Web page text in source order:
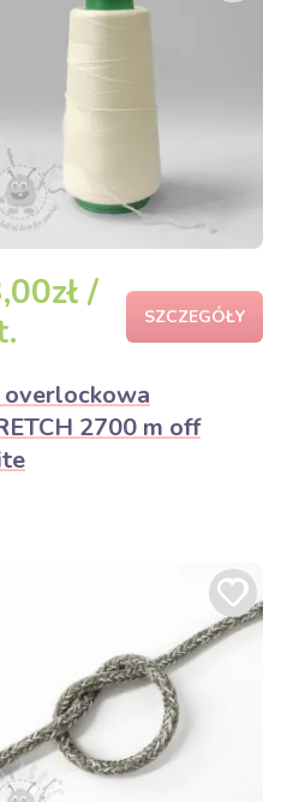
/
SZCZEGÓŁY
overlockowa
2700 m off